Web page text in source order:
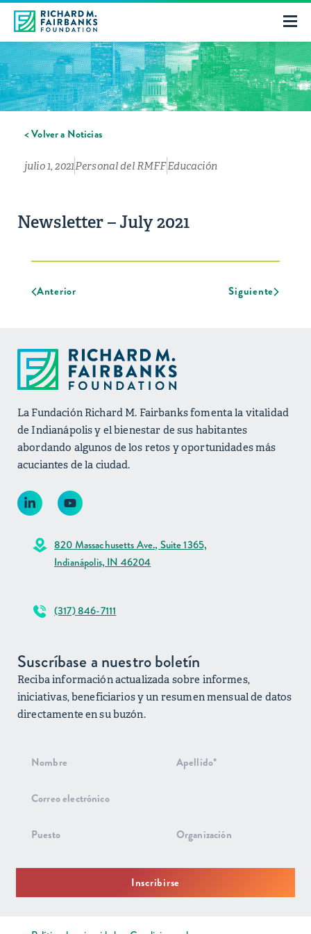
< Volver a Noticias
julio 1, 2021Personal del RMFFEducación
Newsletter – July 2021
Anterior Siguiente
La Fundación Richard M. Fairbanks fomenta la vitalidad
de Indianápolis y el bienestar de sus habitantes
abordando algunos de los retos y oportunidades más
acuciantes de la ciudad.
820 Massachusetts Ave., Suite 1365,
Indianápolis, IN 46204
(317) 846-7111
Suscríbase a nuestro boletín
Reciba información actualizada sobre informes,
iniciativas, beneficiarios y un resumen mensual de datos
directamente en su buzón.
Suscripción
de noticias
Inscribirse